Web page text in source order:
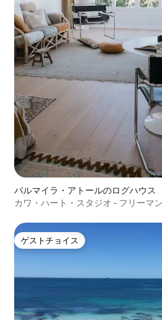
パルマイラ・アトールのログハウス
カワ・ハート・スタジオ - フリーマ
ゲストチョイス
ゲストチョイス